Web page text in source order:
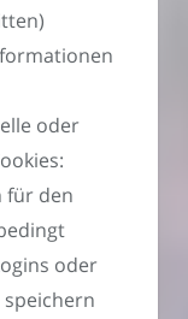
oder
für den
oder